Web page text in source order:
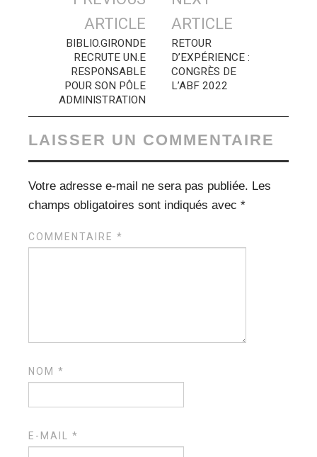
articles
ARTICLE
BIBLIO.GIRONDE
RECRUTE UN.E
RESPONSABLE
POUR SON PÔLE
ADMINISTRATION
ARTICLE
RETOUR
D’EXPÉRIENCE :
CONGRÈS DE
L’ABF 2022
LAISSER UN COMMENTAIRE
Votre adresse e-mail ne sera pas publiée. Les
champs obligatoires sont indiqués avec*
COMMENTAIRE*
NOM*
E-MAIL*